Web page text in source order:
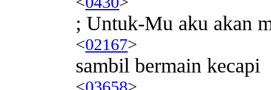
; Untuk-Mu aku akan
<02167>
sambil bermain kecapi